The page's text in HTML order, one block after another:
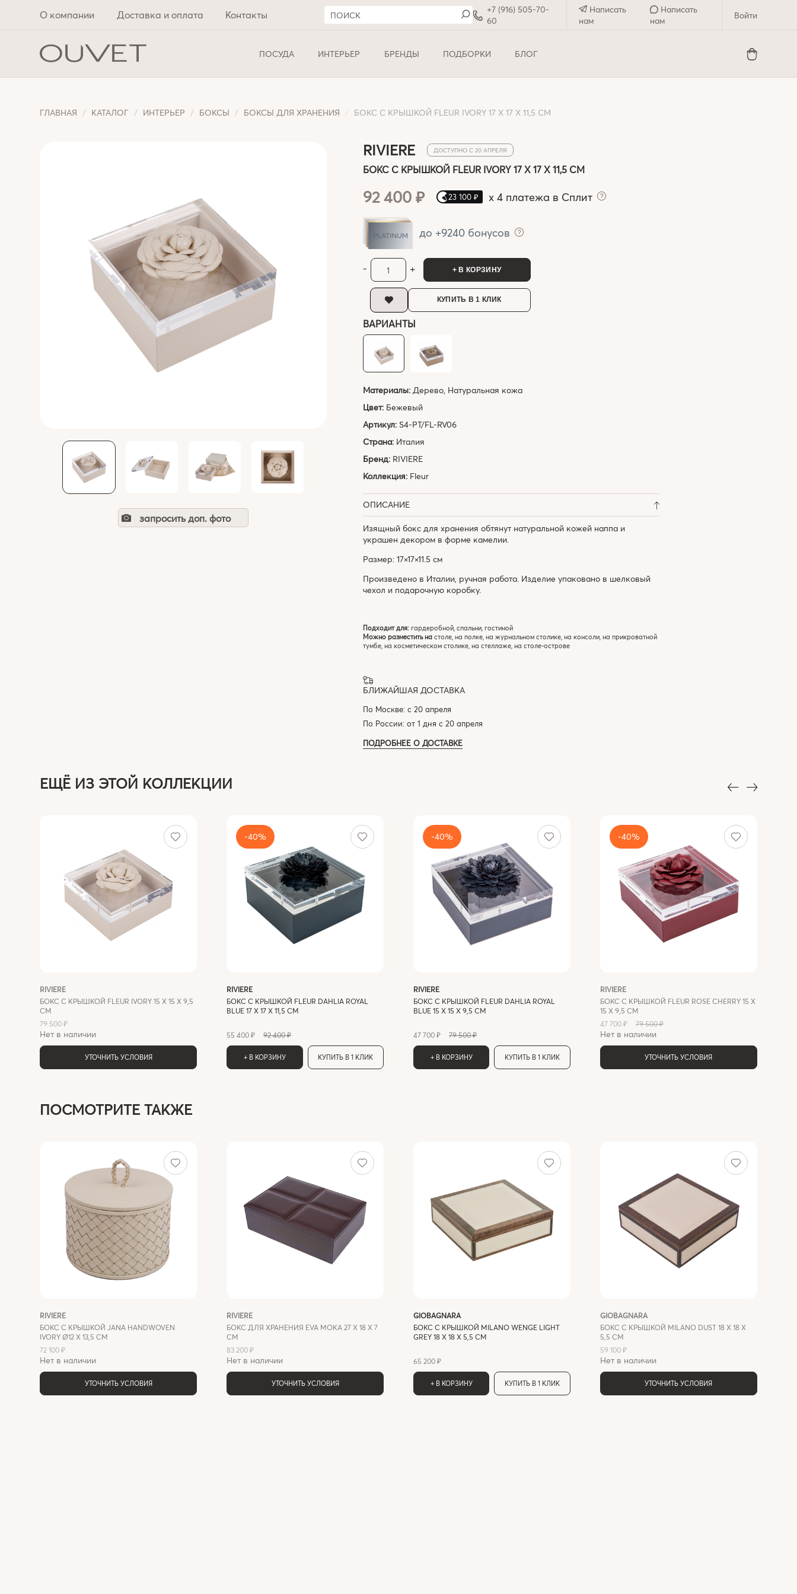
О компании Доставка и оплата Контакты
+7 (916) 505-70-
60
Написать
нам
Написать
нам
Войти
ПОСУДА ИНТЕРЬЕР БРЕНДЫ ПОДБОРКИ БЛОГ
ГЛАВНАЯ КАТАЛОГ ИНТЕРЬЕР БОКСЫ БОКСЫ ДЛЯ ХРАНЕНИЯ БОКС С КРЫШКОЙ FLEUR IVORY 17 X 17 X 11,5 СМ
запросить доп. фото
RIVIERE ДОСТУПНО С 20 АПРЕЛЯ
БОКС С КРЫШКОЙ FLEUR IVORY 17 X 17 X 11,5 СМ
92 400 ₽ 23 100 ₽ x 4 платежа в Сплит
до +9240 бонусов
- + + В КОРЗИНУ
КУПИТЬ В 1 КЛИК
ВАРИАНТЫ
Материалы: Дерево, Натуральная кожа
Цвет: Бежевый
Артикул: S4-PT/FL-RV06
Страна: Италия
Бренд: RIVIERE
Коллекция: Fleur
ОПИСАНИЕ
Изящный бокс для хранения обтянут натуральной кожей наппа и
украшен декором в форме камелии.
Размер: 17×17×11.5 см
Произведено в Италии, ручная работа. Изделие упаковано в шелковый
чехол и подарочную коробку.
Подходит для:гардеробной, спальни, гостиной
Можно разместить на столе, на полке, на журнальном столике, на консоли, на прикроватной
тумбе, на косметическом столике, на стеллаже, на столе-острове
БЛИЖАЙШАЯ ДОСТАВКА
По Москве: с 20 апреля
По России: от 1 дня с 20 апреля
ПОДРОБНЕЕ О ДОСТАВКЕ
ЕЩЁ ИЗ ЭТОЙ КОЛЛЕКЦИИ
RIVIERE
БОКС С КРЫШКОЙ FLEUR IVORY 15 X 15 X 9,5
СМ
79 500 ₽
Нет в наличии
УТОЧНИТЬ УСЛОВИЯ
-40%
RIVIERE
БОКС С КРЫШКОЙ FLEUR DAHLIA ROYAL
BLUE 17 X 17 X 11,5 СМ
55 400 ₽ 92 400 ₽
+ В КОРЗИНУ КУПИТЬ В 1 КЛИК
-40%
RIVIERE
БОКС С КРЫШКОЙ FLEUR DAHLIA ROYAL
BLUE 15 X 15 X 9,5 СМ
47 700 ₽ 79 500 ₽
+ В КОРЗИНУ КУПИТЬ В 1 КЛИК
-40%
RIVIERE
БОКС С КРЫШКОЙ FLEUR ROSE CHERRY 15 X
15 X 9,5 СМ
47 700 ₽
79 500 ₽
Нет в наличии
УТОЧНИТЬ УСЛОВИЯ
ПОСМОТРИТЕ ТАКЖЕ
RIVIERE
БОКС С КРЫШКОЙ JANA HANDWOVEN
IVORY Ø12 X 13,5 СМ
72 100 ₽
Нет в наличии
УТОЧНИТЬ УСЛОВИЯ
RIVIERE
БОКС ДЛЯ ХРАНЕНИЯ EVA MOKA 27 X 18 X 7
СМ
83 200 ₽
Нет в наличии
УТОЧНИТЬ УСЛОВИЯ
GIOBAGNARA
БОКС С КРЫШКОЙ MILANO WENGE LIGHT
GREY 18 X 18 X 5,5 СМ
65 200 ₽
+ В КОРЗИНУ КУПИТЬ В 1 КЛИК
GIOBAGNARA
БОКС С КРЫШКОЙ MILANO DUST 18 X 18 X
5,5 СМ
59 100 ₽
Нет в наличии
УТОЧНИТЬ УСЛОВИЯ